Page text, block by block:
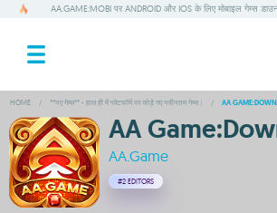
AA.GAME:MOBI पर ANDROID और IOS के लिए मोबाइल गेम्स
HOME / **नए गेम्स** - हाल ही में प्लेटफॉर्म पर जोड़े गए नवीनतम गेम्स। / AA
AA
AA.Game
#2 EDITORS